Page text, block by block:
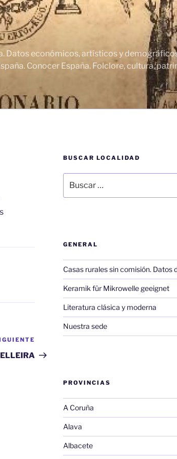
Datos económicos, artísticos y
Conocer España. Folclore, cultura,
entrada
BUSCAR LOCALIDAD
por:
GENERAL
Casas rurales sin comisión. Datos
Keramik für Mikrowelle geeignet
Literatura clásica y moderna
Nuestra sede
PROVINCIAS
A Coruña
Alava
Albacete